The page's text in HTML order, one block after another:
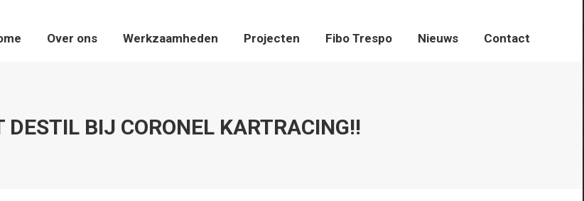
Over ons Werkzaamheden Projecten Fibo Trespo Nieuws Contact
DESTIL BIJ CORONEL KARTRACING!!
Over ons Werkzaamheden Projecten Fibo Trespo Nieuws Contact